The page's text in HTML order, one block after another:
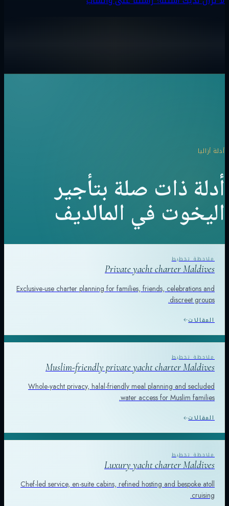
أدلة أزاليا
أدلة ذات صلة بتأجير
اليخوت في المالديف
Private yacht charter Maldives
Exclusive-use charter planning for families, friends, celebrations and
discreet groups.
المقالات
Muslim-friendly private yacht charter Maldives
Whole-yacht privacy, halal-friendly meal planning and secluded
water access for Muslim families.
المقالات
Luxury yacht charter Maldives
Chef-led service, en-suite cabins, refined hosting and bespoke atoll
cruising.